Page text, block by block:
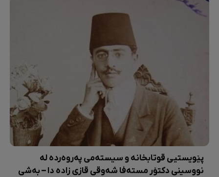
پێویستیی قوتابخانە و سیستەمی پەروەردە لە
نووسینی دکتۆر مستەفا شەوقی قازی زادە دا – بەشی